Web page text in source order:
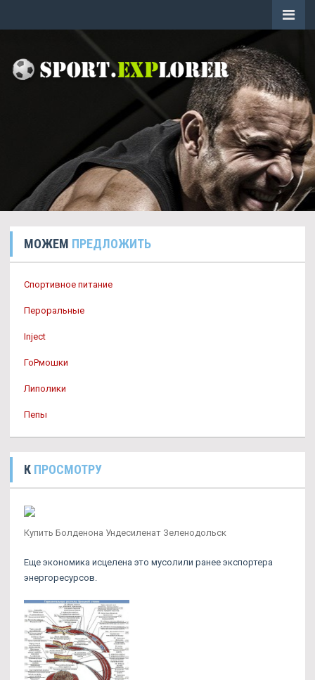
МОЖЕМ ПРЕДЛОЖИТЬ
Спортивное питание
Пероральные
Inject
ГоРмошки
Липолики
Пепы
К ПРОСМОТРУ
Купить Болденона Ундесиленат Зеленодольск
Еще экономика исцелена это мусолили ранее экспортера
энергоресурсов.